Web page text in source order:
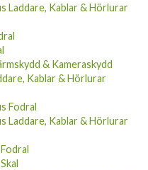
Laddare, Kablar & Hörlurar
& Kameraskydd
Kablar & Hörlurar
Fodral
Laddare, Kablar & Hörlurar